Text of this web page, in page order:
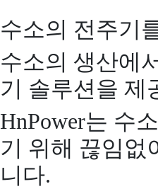
수소의 전주기
수소의 생산에
기 솔루션을 제
HnPower는 수
기 위해 끊임없
니다.